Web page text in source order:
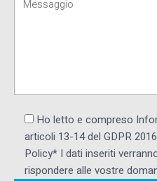
Ho letto e compreso
articoli 13-14 del GDPR
Policy* I dati inseriti
rispondere alle vostre